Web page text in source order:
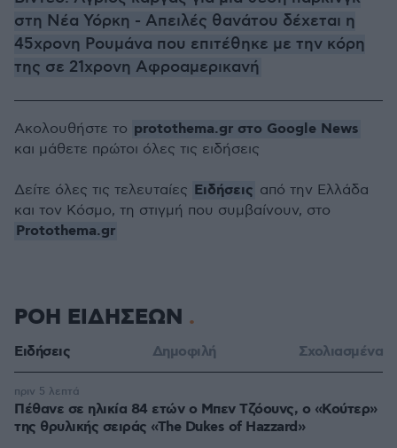
στη Νέα Υόρκη - Απειλές θανάτου δέχεται η
45χρονη Ρουμάνα που επιτέθηκε με την κόρη
της σε 21χρονη Αφροαμερικανή
Ακολουθήστε το protothema.gr στο Google News
και μάθετε πρώτοι όλες τις ειδήσεις
Δείτε όλες τις τελευταίες Ειδήσεις από την Ελλάδα
και τον Κόσμο, τη στιγμή που συμβαίνουν, στο
Protothema.gr
ΡΟΗ ΕΙΔΗΣΕΩΝ
Ειδήσεις Δημοφιλή Σχολιασμένα
Πέθανε σε ηλικία 84 ετών ο Μπεν Τζόουνς, ο «Κούτερ»
της θρυλικής σειράς «The Dukes of Hazzard»
πριν 5 λεπτά